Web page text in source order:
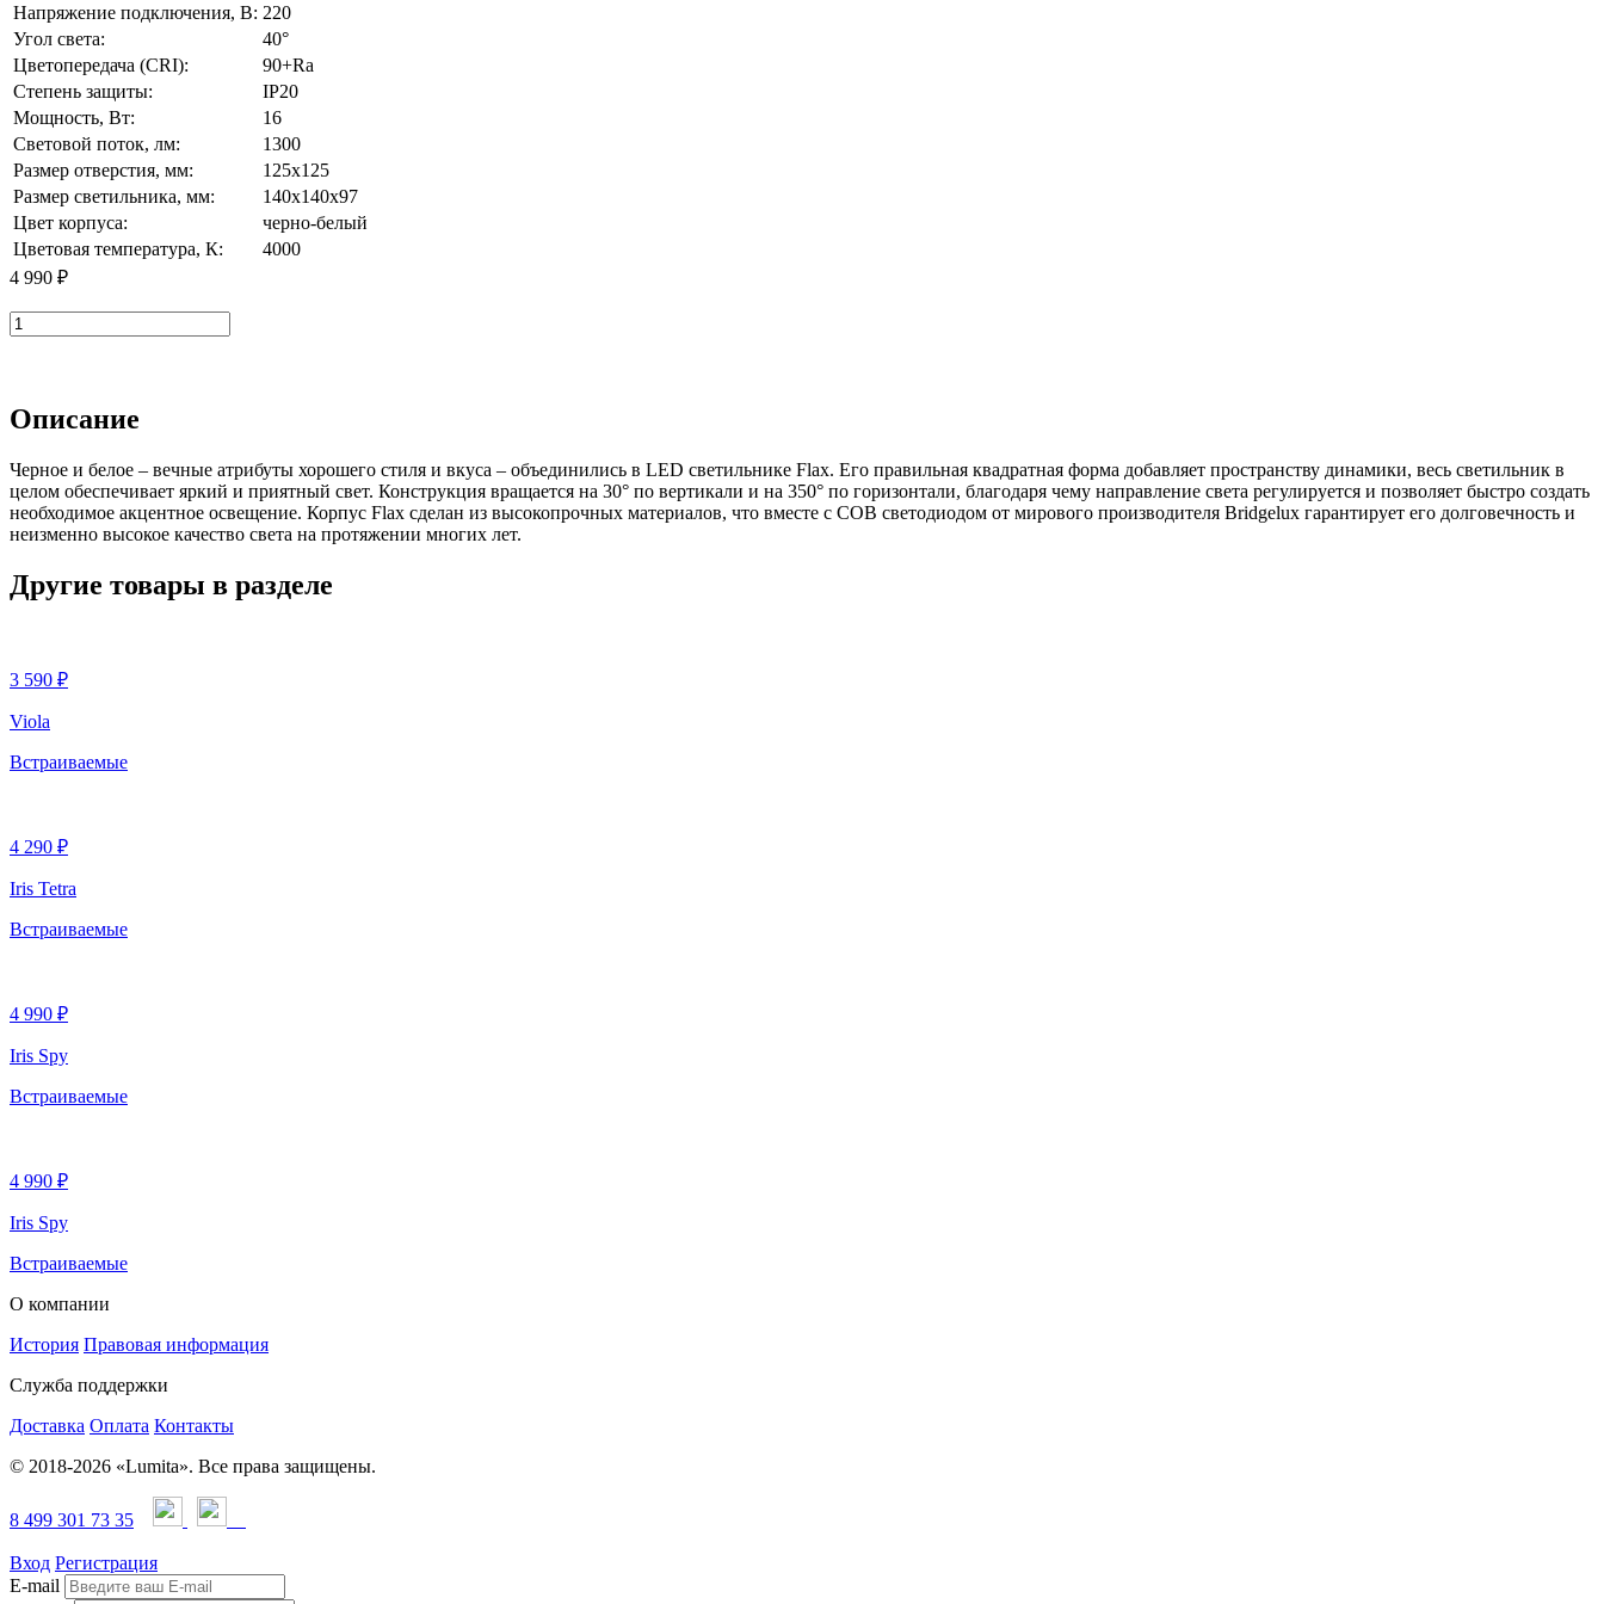
Напряжение подключения, В: 220
Угол света:
40°
Цветопередача (CRI):
90+Ra
Степень защиты:
IP20
Мощность, Вт:
16
Световой поток, лм:
1300
Размер отверстия, мм:
125x125
Размер cветильника, мм:
140x140x97
Цвет корпуса:
черно-белый
Цветовая температура, К:
4000
4 990 ₽
Описание
Черное и белое – вечные атрибуты хорошего стиля и вкуса – объединились в LED светильнике Flax. Его правильная квадратная форма добавляет пространству динамики, весь светильник в
целом обеспечивает яркий и приятный свет. Конструкция вращается на 30° по вертикали и на 350° по горизонтали, благодаря чему направление света регулируется и позволяет быстро создать
необходимое акцентное освещение. Корпус Flax сделан из высокопрочных материалов, что вместе с COB светодиодом от мирового производителя Bridgelux гарантирует его долговечность и
неизменно высокое качество света на протяжении многих лет.
Другие товары в разделе
3 590 ₽
Viola
Встраиваемые
4 290 ₽
Iris Tetra
Встраиваемые
4 990 ₽
Iris Spy
Встраиваемые
4 990 ₽
Iris Spy
Встраиваемые
О компании
История Правовая информация
Служба поддержки
Доставка Оплата Контакты
© 2018-2026 «Lumita». Все права защищены.
8 499 301 73 35
Вход Регистрация
E-mail